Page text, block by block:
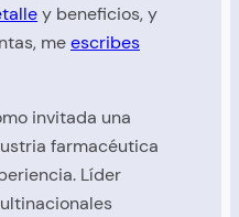
y beneficios, y
meescribes
invitada una
farmacéutica
Líder